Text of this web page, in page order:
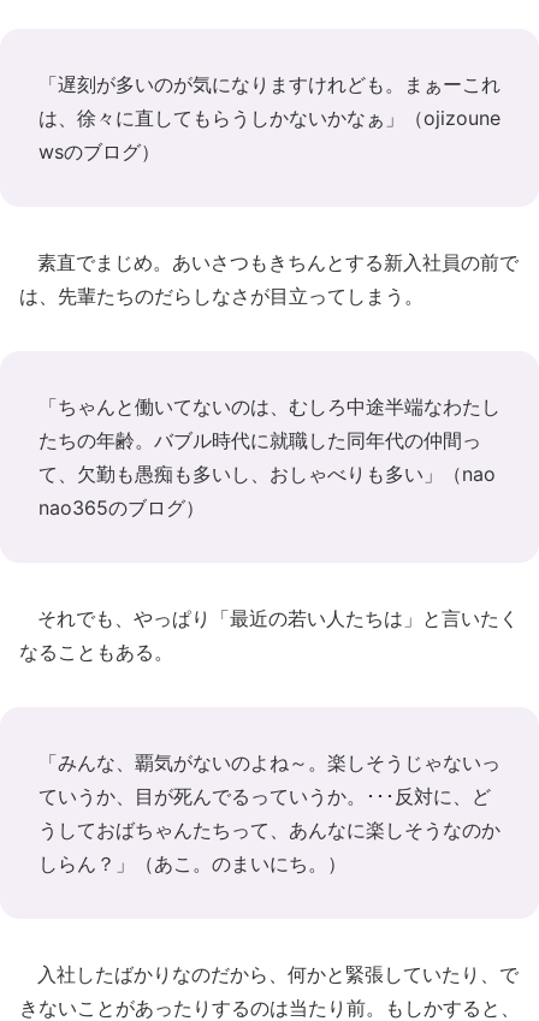
「遅刻が多いのが気になりますけれども。まぁーこれ
は、徐々に直してもらうしかないかなぁ」（ojizoune
wsのブログ）
素直でまじめ。あいさつもきちんとする新入社員の前で
は、先輩たちのだらしなさが目立ってしまう。
「ちゃんと働いてないのは、むしろ中途半端なわたし
たちの年齢。バブル時代に就職した同年代の仲間っ
て、欠勤も愚痴も多いし、おしゃべりも多い」（nao
nao365のブログ）
それでも、やっぱり「最近の若い人たちは」と言いたく
なることもある。
「みんな、覇気がないのよね～。楽しそうじゃないっ
ていうか、目が死んでるっていうか。･･･反対に、ど
うしておばちゃんたちって、あんなに楽しそうなのか
しらん？」（あこ。のまいにち。 ）
入社したばかりなのだから、何かと緊張していたり、で
きないことがあったりするのは当たり前。もしかすると、